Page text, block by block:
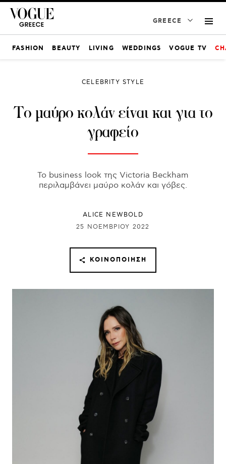
GREECE
FASHION BEAUTY LIVING WEDDINGS VOGUE TV
CELEBRITY STYLE
Το μαύρο κολάν είναι και για το
γραφείο
Το business look της Victoria Beckham
περιλαμβάνει μαύρο κολάν και γόβες.
ALICE NEWBOLD
25 ΝΟΕΜΒΡΊΟΥ 2022
ΚΟΙΝΟΠΟΊΗΣΗ